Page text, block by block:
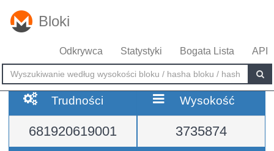
Bloki
Odkrywca Statystyki Bogata Lista API
Trudności
681920619001
Wysokość
3735874